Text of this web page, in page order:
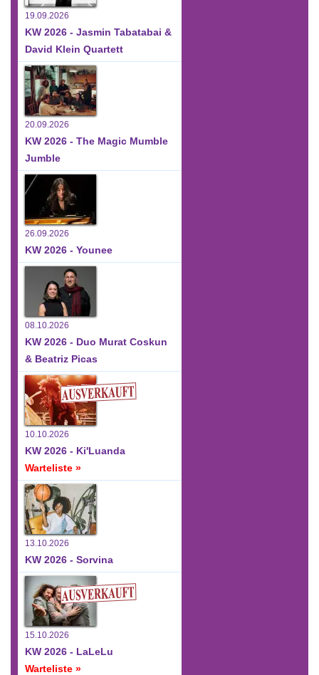
19.09.2026
KW 2026 - Jasmin Tabatabai &
David Klein Quartett
20.09.2026
KW 2026 - The Magic Mumble
Jumble
26.09.2026
KW 2026 - Younee
08.10.2026
KW 2026 - Duo Murat Coskun
& Beatriz Picas
10.10.2026
KW 2026 - Ki'Luanda
Warteliste »
13.10.2026
KW 2026 - Sorvina
15.10.2026
KW 2026 - LaLeLu
Warteliste »